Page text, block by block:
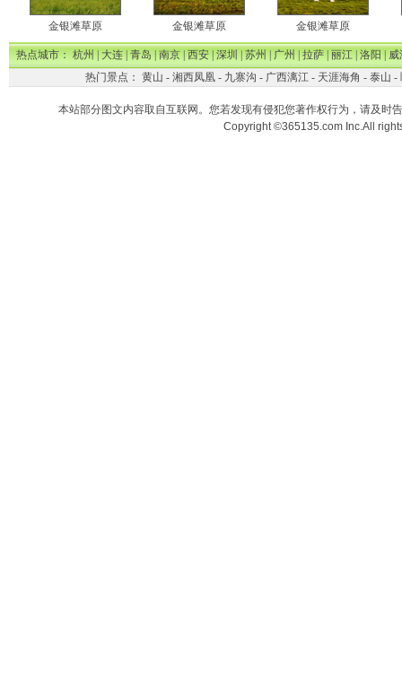
金银滩草原 金银滩草原 金银滩草原
热点城市：杭州|大连|青岛|南京|西安|深圳|苏州|广州|拉萨|丽江|洛阳|威
热门景点： 黄山 - 湘西凤凰- 九寨沟 - 广西漓江- 天涯海角 - 泰山 -
本站部分图文内容取自互联网。您若发现有侵犯您著作权行为，请及时
Copyright ©365135.com Inc.All